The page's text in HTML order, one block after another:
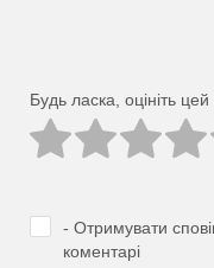
Будь ласка, оцініть
- Отримувати
коментарі